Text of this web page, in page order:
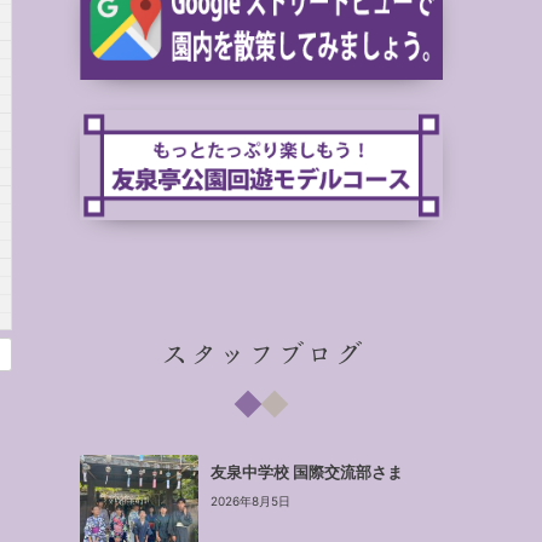
スタッフブログ
友泉中学校 国際交流部さま
2026年8月5日